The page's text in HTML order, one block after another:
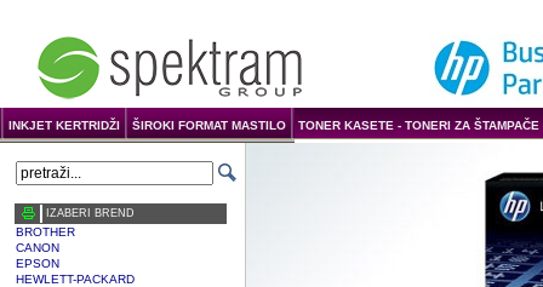
INKJET KERTRIDŽI ŠIROKI FORMAT MASTILO TONER KASETE - TONERI ZA
IZABERI BREND
BROTHER
CANON
EPSON
HEWLETT-PACKARD